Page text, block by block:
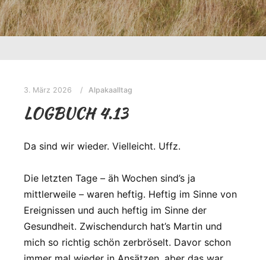
3. März 2026 Alpakaalltag
LOGBUCH 4.13
Da sind wir wieder. Vielleicht. Uffz.
Die letzten Tage – äh Wochen sind’s ja
mittlerweile – waren heftig. Heftig im Sinne von
Ereignissen und auch heftig im Sinne der
Gesundheit. Zwischendurch hat’s Martin und
mich so richtig schön zerbröselt. Davor schon